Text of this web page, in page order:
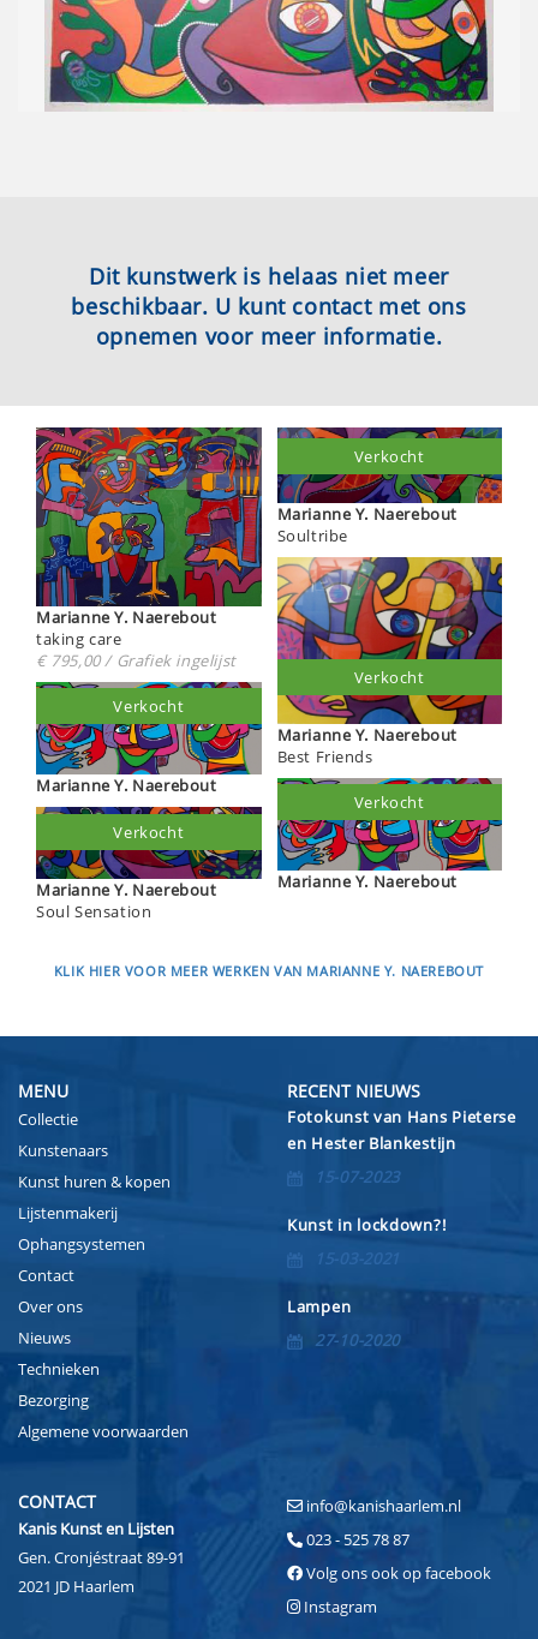
Dit kunstwerk is helaas niet meer
beschikbaar. U kunt contact met ons
opnemen voor meer informatie.
Marianne Y. Naerebout
taking care
€ 795,00 / Grafiek ingelijst
Marianne Y. Naerebout
Verkocht
Marianne Y. Naerebout
Soul Sensation
Verkocht
Marianne Y. Naerebout
Soultribe
Verkocht
Marianne Y. Naerebout
Best Friends
Verkocht
Marianne Y. Naerebout
Verkocht
KLIK HIER VOOR MEER WERKEN VAN MARIANNE Y. NAEREBOUT
MENU
Collectie
Kunstenaars
Kunst huren & kopen
Lijstenmakerij
Ophangsystemen
Contact
Over ons
Nieuws
Technieken
Bezorging
Algemene voorwaarden
RECENT NIEUWS
Fotokunst van Hans Pieterse
en Hester Blankestijn
15-07-2023
Kunst in lockdown?!
15-03-2021
Lampen
27-10-2020
CONTACT
Kanis Kunst en Lijsten
Gen. Cronjéstraat 89-91
2021 JD Haarlem
info@kanishaarlem.nl
023 - 525 78 87
Volg ons ook op facebook
Instagram